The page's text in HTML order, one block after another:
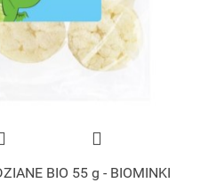
BIO 55 g - BIOMINKI